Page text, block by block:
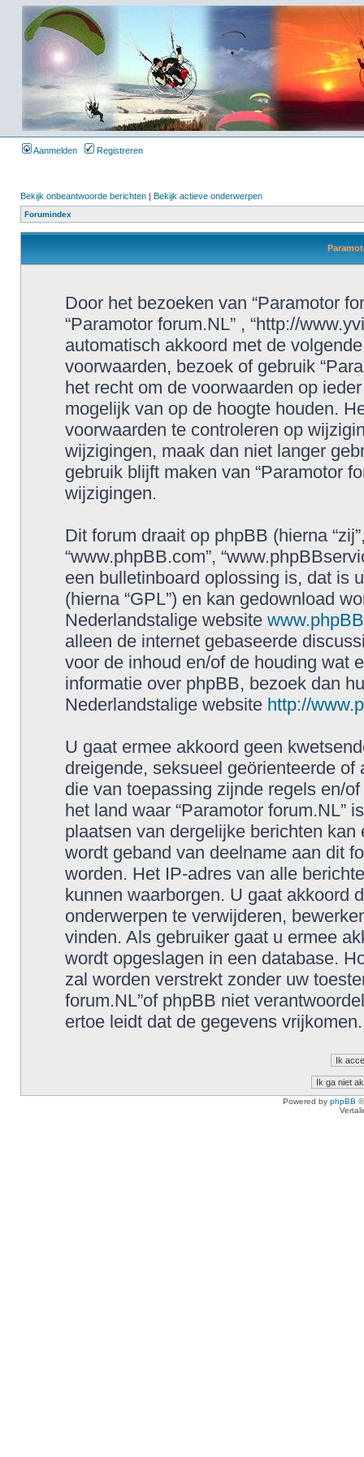
Aanmelden Registreren
Bekijk onbeantwoorde berichten | Bekijk actieve onderwerpen
Forumindex
Door het bezoeken van “Paramotor
“Paramotor forum.NL” , “http://
automatisch akkoord met de
voorwaarden, bezoek of gebruik
het recht om de voorwaarden op
mogelijk van op de hoogte houden.
voorwaarden te controleren op
wijzigingen, maak dan niet langer
gebruik blijft maken van “Paramotor
wijzigingen.
Dit forum draait op phpBB (hierna
“www.phpBB.com”,
een bulletinboard oplossing is, dat is
(hierna “GPL”) en kan gedownload
Nederlandstalige website
alleen de internet gebaseerde
voor de inhoud en/of de houding wat
informatie over phpBB, bezoek dan
Nederlandstalige website http://
U gaat ermee akkoord geen
dreigende, seksueel geörienteerde
die van toepassing zijnde regels en/
het land waar “Paramotor forum.NL”
plaatsen van dergelijke berichten
wordt geband van deelname aan dit
worden. Het IP-adres van alle
kunnen waarborgen. U gaat akkoord
onderwerpen te verwijderen,
vinden. Als gebruiker gaat u ermee
wordt opgeslagen in een database.
zal worden verstrekt zonder uw
forum.NL”of phpBB niet
ertoe leidt dat de gegevens vrijkomen.
Powered by phpBB